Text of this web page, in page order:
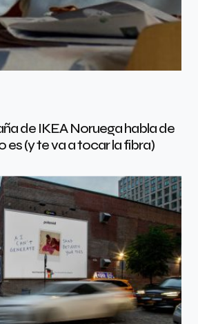
de IKEA Noruega habla de
es (y te va a tocar la fibra)